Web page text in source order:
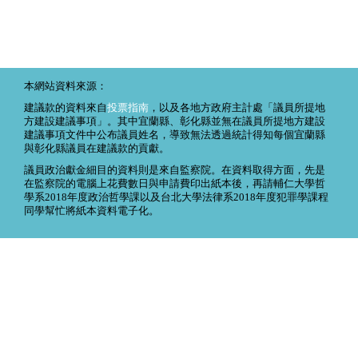
本網站資料來源：
建議款的資料來自投票指南 ，以及各地方政府主計處「議員所提地
方建設建議事項」。其中宜蘭縣、彰化縣並無在議員所提地方建設
建議事項文件中公布議員姓名，導致無法透過統計得知每個宜蘭縣
與彰化縣議員在建議款的貢獻。
議員政治獻金細目的資料則是來自監察院。在資料取得方面，先是
在監察院的電腦上花費數日與申請費印出紙本後，再請輔仁大學哲
學系2018年度政治哲學課以及台北大學法律系2018年度犯罪學課程
同學幫忙將紙本資料電子化。